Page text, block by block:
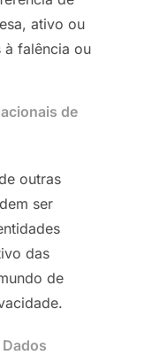
ativo ou
falência ou
de
outras
ser
das
de